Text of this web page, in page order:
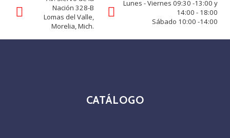
Nación 328-B
Lomas del Valle,
Morelia, Mich.
Lunes - Viernes 09:30 -13:00 y
14:00 - 18:00
Sábado 10:00 -14:00
CATÁLOGO